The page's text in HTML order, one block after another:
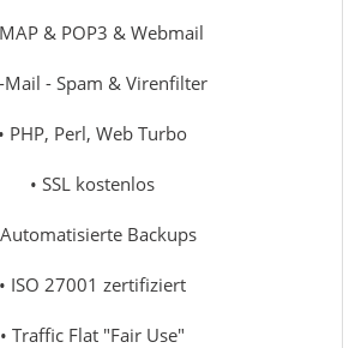
& POP3 & Webmail
Mail - Spam & Virenfilter
• PHP, Perl, Web Turbo
• SSL kostenlos
Automatisierte Backups
• ISO 27001 zertifiziert
• Traffic Flat "Fair Use"